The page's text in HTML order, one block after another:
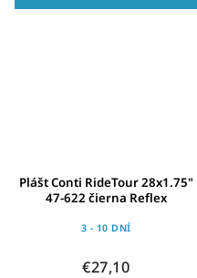
Plášt Conti RideTour 28x1.75"
47-622 čierna Reflex
3 - 10 DNÍ
€27,10